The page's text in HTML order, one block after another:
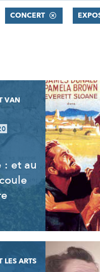
CONCERT
VAN
: et au
LES ARTS